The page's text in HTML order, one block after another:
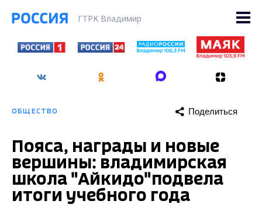
ГТРК Владимир
ОБЩЕСТВО Поделиться
Пояса, награды и новые
вершины: владимирская
школа "Айкидо"подвела
итоги учебного года